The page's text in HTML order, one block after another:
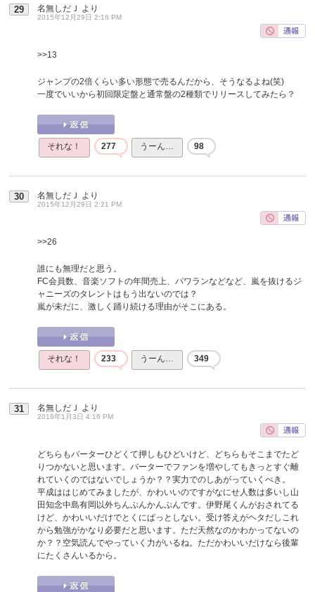
29 名無しだＪ より
2015年12月29日 2:16 PM
>>13
ジャンプの2倍くらい多い形態で売るんだから、そうなるよね(笑)
一度でいいから初回限定盤と通常盤の2種類でリリースしてみたら？
それな！ 277 うーん… 98
30 名無しだＪ より
2015年12月29日 2:21 PM
>>26
誰にも無理だと思う。
FC会員数、音楽ソフトの年間売上、パワランなどなど、嵐を抜けるジ
ャニーズのタレントはもう出ないのでは？
嵐が未だに、激しく踊り続ける理由がそこにある。
それな！ 233 うーん… 349
31 名無しだＪ より
2016年1月3日 4:16 PM
どちらもバーターひどくて押しもひどいけど、どちらもそこまでたど
りつかないと思います。バーターでファンを増やしてもきっとすぐ離
れていくのではないでしょうか？？実力でのしあがっていくべき。
平成ははじめてみましたが、かわいいのですがなにせ人数は多いし山
田知念中島有岡以外ちんぷんかんぷんです。伊野尾くんがおされてる
けど、かわいいだけでとくにぱっとしない。受け答えがヘタだしこれ
から勉強がかなり必要だと思います。ただ天然なのかわかってないの
か？？空気読んでやっていく力がいるね。ただかわいいだけなら後輩
にたくさんいるから。